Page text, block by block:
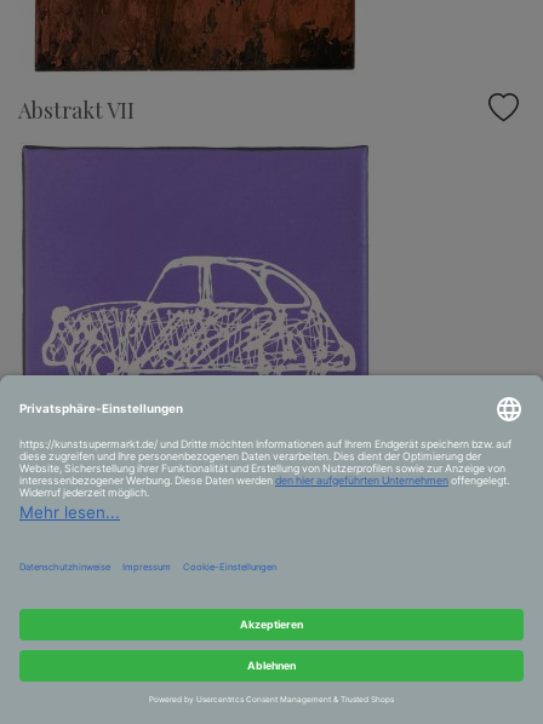
Abstrakt VII
Ente